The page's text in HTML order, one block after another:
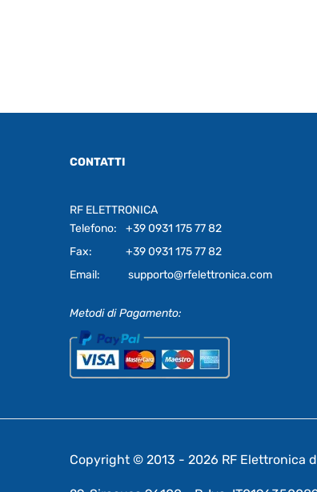
CONTATTI
RF ELETTRONICA
Telefono:
+39 0931 175 77 82
Fax:
+39 0931 175 77 82
Email:
supporto@rfelettronica.com
Metodi di Pagamento:
Copyright © 2013 - 2026 RF Elettronica